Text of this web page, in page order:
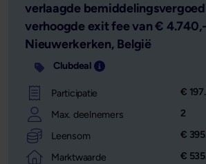
verlaagde
verhoogde exit fee van €
Nieuwerkerken, België
Clubdeal Investering opgedeeld
Participatie
€
Max. deelnemers
2
Leensom
€
Marktwaarde
€